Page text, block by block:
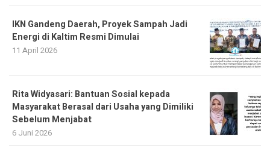
IKN Gandeng Daerah, Proyek Sampah Jadi
Energi di Kaltim Resmi Dimulai
11 April 2026
Rita Widyasari: Bantuan Sosial kepada
Masyarakat Berasal dari Usaha yang Dimiliki
Sebelum Menjabat
6 Juni 2026